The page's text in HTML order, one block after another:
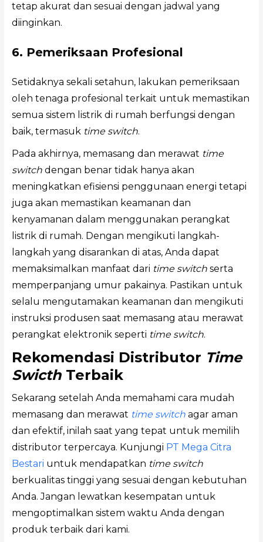
tetap akurat dan sesuai dengan jadwal yang
diinginkan.
6. Pemeriksaan Profesional
Setidaknya sekali setahun, lakukan pemeriksaan
oleh tenaga profesional terkait untuk memastikan
semua sistem listrik di rumah berfungsi dengan
baik, termasuk time switch.
Pada akhirnya, memasang dan merawat time
switchdengan benar tidak hanya akan
meningkatkan efisiensi penggunaan energi tetapi
juga akan memastikan keamanan dan
kenyamanan dalam menggunakan perangkat
listrik di rumah. Dengan mengikuti langkah-
langkah yang disarankan di atas, Anda dapat
memaksimalkan manfaat dari time switchserta
memperpanjang umur pakainya. Pastikan untuk
selalu mengutamakan keamanan dan mengikuti
instruksi produsen saat memasang atau merawat
perangkat elektronik seperti time switch.
Rekomendasi Distributor Time
SwicthTerbaik
Sekarang setelah Anda memahami cara mudah
memasang dan merawat time switch agar aman
dan efektif, inilah saat yang tepat untuk memilih
distributor terpercaya. Kunjungi PT Mega Citra
Bestari untuk mendapatkan time switch
berkualitas tinggi yang sesuai dengan kebutuhan
Anda. Jangan lewatkan kesempatan untuk
mengoptimalkan sistem waktu Anda dengan
produk terbaik dari kami.